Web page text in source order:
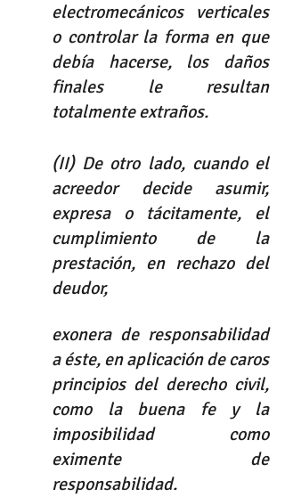
electromecánicos verticales
o controlar la forma en que
debía hacerse, los daños
finales le resultan
totalmente extraños.
(II) De otro lado, cuando el
acreedor decide asumir,
expresa o tácitamente, el
cumplimiento de la
prestación, en rechazo del
deudor,
exonera de responsabilidad
a éste, en aplicación de caros
principios del derecho civil,
como la buena fe y la
imposibilidad como
eximente de
responsabilidad.